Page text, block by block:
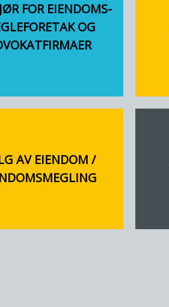
FOR EIENDOMS-
OG
AV EIENDOM /